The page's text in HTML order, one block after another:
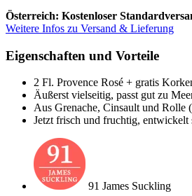
Österreich: Kostenloser
Weitere Infos zu Versand & Lieferung
Eigenschaften und Vorteile
2 Fl. Provence Rosé + gratis
Äußerst vielseitig, passt gut zu
Aus Grenache, Cinsault und Rolle
Jetzt frisch und fruchtig, entwickelt
91 James Suckling